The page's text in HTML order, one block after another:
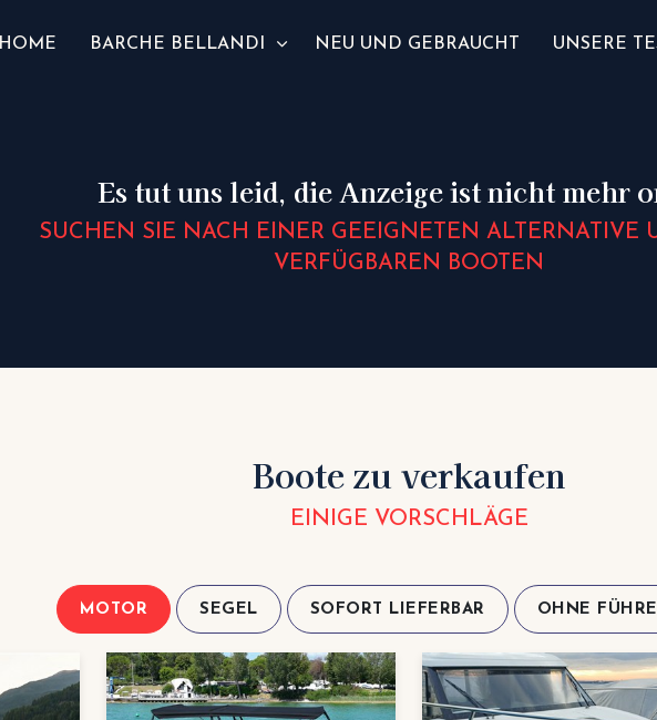
HOME BARCHE BELLANDI NEU UND GEBRAUCHT UNSERE
Es tut uns leid, die Anzeige ist nicht mehr
SUCHEN SIE NACH EINER GEEIGNETEN ALTERNATIVE
VERFÜGBAREN BOOTEN
Boote zu verkaufen
EINIGE VORSCHLÄGE
MOTOR SEGEL SOFORT LIEFERBAR OHNE